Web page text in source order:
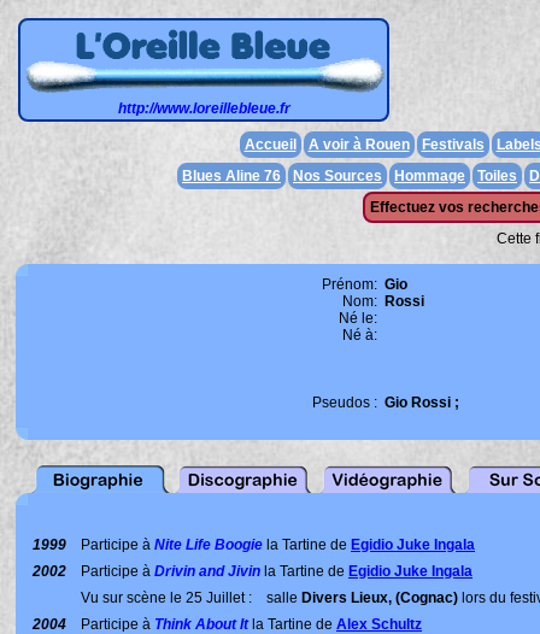
http://www.loreillebleue.fr
Accueil A voir à Rouen Festivals
Blues Aline 76
Nos Sources Hommage Toiles
Effectuez vos
Cette
Prénom: Gio
Nom: Rossi
Né le:
Né à:
Pseudos : Gio Rossi ;
1999 Participe à Nite Life Boogie la Tartine de Egidio Juke Ingala
2002
Participe à Drivin and Jivin la Tartine de Egidio Juke Ingala
Vu sur scène le 25 Juillet : salle Divers Lieux, (Cognac) lors du
2004
Participe à Think About Itla Tartine de Alex Schultz